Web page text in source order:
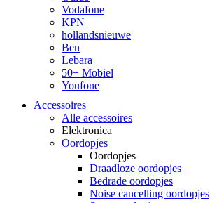
Vodafone
KPN
hollandsnieuwe
Ben
Lebara
50+ Mobiel
Youfone
Accessoires
Alle accessoires
Elektronica
Oordopjes
Oordopjes
Draadloze oordopjes
Bedrade oordopjes
Noise cancelling oordopjes